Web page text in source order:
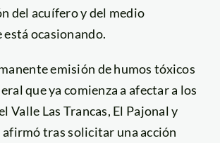
del acuífero y del medio
ocasionando.
emisión de humos tóxicos
que ya comienza a afectar a los
Valle Las Trancas, El Pajonal y
afirmó tras solicitar una acción